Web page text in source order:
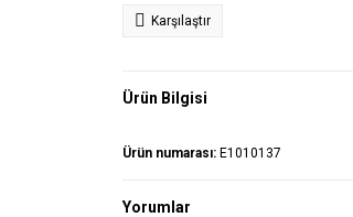
Karşılaştır
Ürün Bilgisi
Ürün numarası: E1010137
Yorumlar